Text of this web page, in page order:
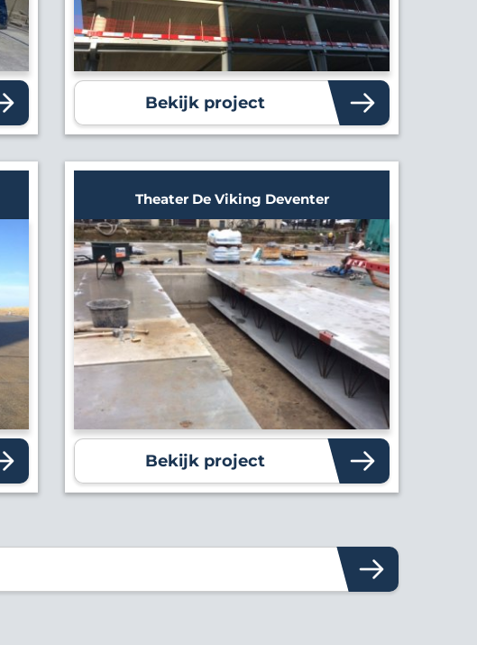
Bekijk project
Theater De Viking Deventer
Bekijk project